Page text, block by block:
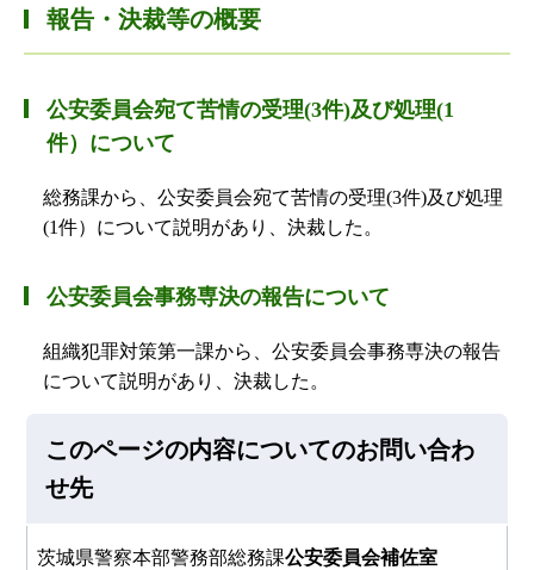
報告・決裁等の概要
公安委員会宛て苦情の受理(3件)及び処理(1
件）について
総務課から、公安委員会宛て苦情の受理(3件)及び処理
(1件）について説明があり、決裁した。
公安委員会事務専決の報告について
組織犯罪対策第一課から、公安委員会事務専決の報告
について説明があり、決裁した。
このページの内容についてのお問い合わ
せ先
茨城県警察本部警務部総務課公安委員会補佐室